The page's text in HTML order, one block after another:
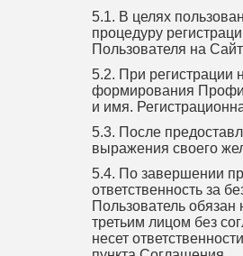
5.1. В целях
процедуру
Пользователя на
5.2. При регистрации
формирования
и имя.
5.3. После
выражения своего
5.4. По завершении
ответственность за
Пользователь
третьим лицом без
несет